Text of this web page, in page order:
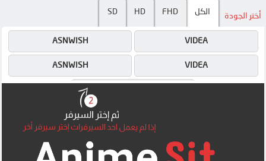
أختر الجودة الكل FHD
HD
SD
VIDEA
ASNWISH
VIDEA
ASNWISH